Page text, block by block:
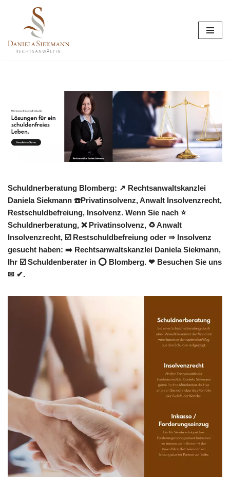
Inhalt
springen
Schuldnerberatung Blomberg: ↗️ Rechtsanwaltskanzlei
Daniela Siekmann ☎️Privatinsolvenz, Anwalt Insolvenzrecht,
Restschuldbefreiung, Insolvenz. Wenn Sie nach ⭐
Schuldnerberatung, ❌ Privatinsolvenz, ♻ Anwalt
Insolvenzrecht, ☑️ Restschuldbefreiung oder ⇒ Insolvenz
gesucht haben: ➡️ Rechtsanwaltskanzlei Daniela Siekmann,
Ihr ☑️ Schuldenberater in ⭕ Blomberg. ❤ Besuchen Sie uns
✉ ✔.